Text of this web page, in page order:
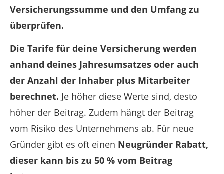
Versicherungssumme und den Umfang zu
überprüfen.
Die Tarife für deine Versicherung werden
anhand deines Jahresumsatzes oder auch
der Anzahl der Inhaber plus Mitarbeiter
berechnet. Je höher diese Werte sind, desto
höher der Beitrag. Zudem hängt der Beitrag
vom Risiko des Unternehmens ab. Für neue
Gründer gibt es oft einen Neugründer Rabatt,
dieser kann bis zu 50 % vom Beitrag